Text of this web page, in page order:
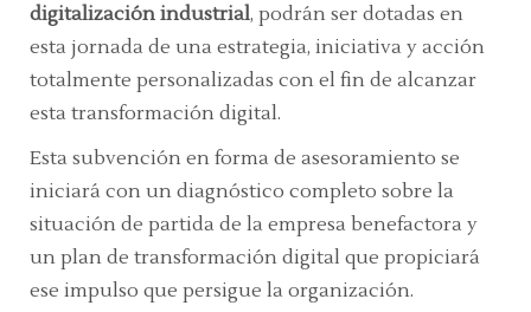
digitalización industrial, podrán ser dotadas en
esta jornada de una estrategia, iniciativa y acción
totalmente personalizadas con el fin de alcanzar
esta transformación digital.
Esta subvención en forma de asesoramiento se
iniciará con un diagnóstico completo sobre la
situación de partida de la empresa benefactora y
un plan de transformación digital que propiciará
ese impulso que persigue la organización.